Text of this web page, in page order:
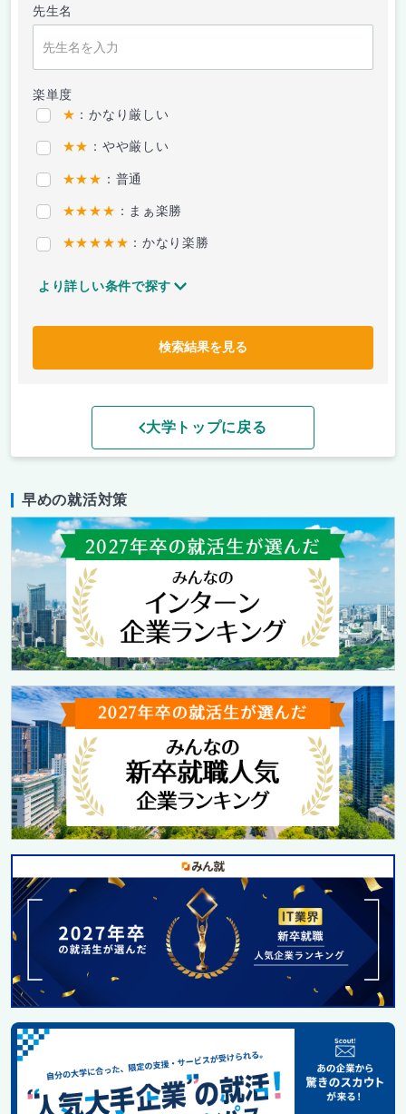
先生名
楽単度
★ ：かなり厳しい
★★ ：やや厳しい
★★★ ：普通
★★★★ ：まぁ楽勝
★★★★★ ：かなり楽勝
より詳しい条件で探す
検索結果を見る
大学トップに戻る
早めの就活対策